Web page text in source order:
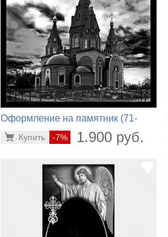
Оформление на памятник (71-
-7% 1.900 руб.
Купить